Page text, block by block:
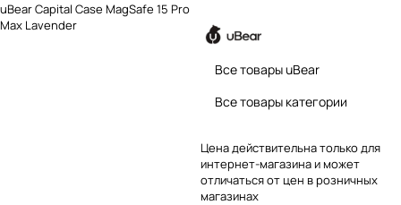
uBear Capital Case MagSafe 15 Pro
Max Lavender
Все товары uBear
Все товары категории
Цена действительна только для
интернет-магазина и может
отличаться от цен в розничных
магазинах